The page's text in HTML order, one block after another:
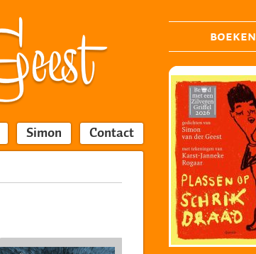
Simon Contact
BOEKEN